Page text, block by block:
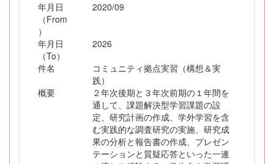
年月日
（From
）
2020/09
年月日
（To）
2026
件名
コミュニティ拠点実習（構想＆実
践）
概要
２年次後期と３年次前期の１年間を
通して、課題解決型学習課題の設
定、研究計画の作成、学外学習を含
む実践的な調査研究の実施、研究成
果の分析と報告書の作成、プレゼン
テーションと質疑応答といった一連